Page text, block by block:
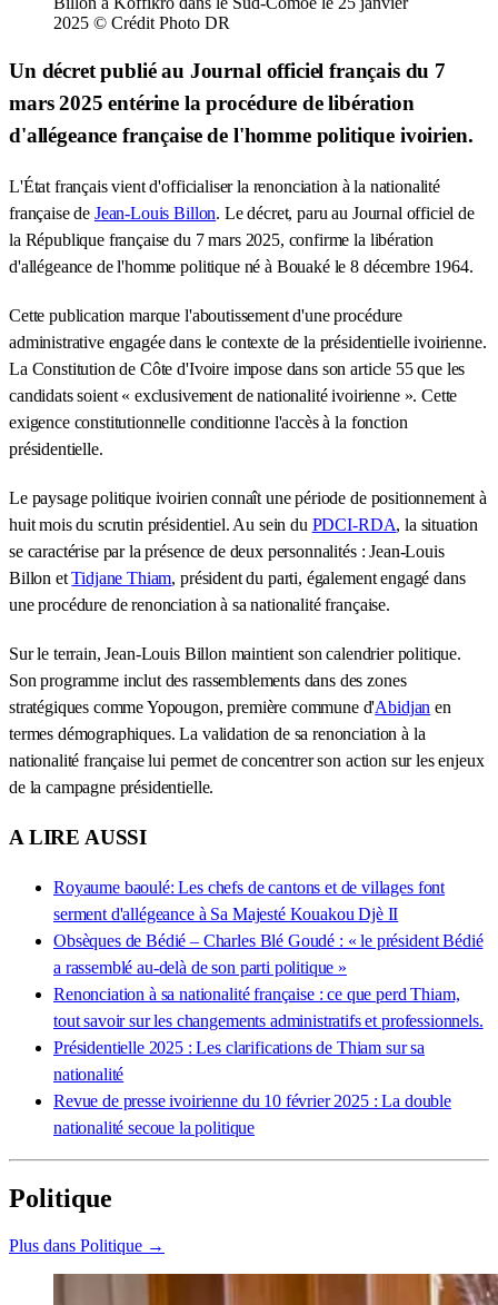
2025 © Crédit Photo DR
Un décret publié au Journal officiel français du 7
mars 2025 entérine la procédure de libération
d'allégeance française de l'homme politique ivoirien.
L'État français vient d'officialiser la renonciation à la nationalité
française de Jean-Louis Billon. Le décret, paru au Journal officiel de
la République française du 7 mars 2025, confirme la libération
d'allégeance de l'homme politique né à Bouaké le 8 décembre 1964.
Cette publication marque l'aboutissement d'une procédure
administrative engagée dans le contexte de la présidentielle ivoirienne.
La Constitution de Côte d'Ivoire impose dans son article 55 que les
candidats soient « exclusivement de nationalité ivoirienne ». Cette
exigence constitutionnelle conditionne l'accès à la fonction
présidentielle.
Le paysage politique ivoirien connaît une période de positionnement à
huit mois du scrutin présidentiel. Au sein du PDCI-RDA, la situation
se caractérise par la présence de deux personnalités : Jean-Louis
Billon etTidjane Thiam, président du parti, également engagé dans
une procédure de renonciation à sa nationalité française.
Sur le terrain, Jean-Louis Billon maintient son calendrier politique.
Son programme inclut des rassemblements dans des zones
stratégiques comme Yopougon, première commune d'Abidjan en
termes démographiques. La validation de sa renonciation à la
nationalité française lui permet de concentrer son action sur les enjeux
de la campagne présidentielle.
A LIRE AUSSI
Royaume baoulé: Les chefs de cantons et de villages font
serment d'allégeance à Sa Majesté Kouakou Djè II
Obsèques de Bédié – Charles Blé Goudé : « le président Bédié
a rassemblé au-delà de son parti politique »
Renonciation à sa nationalité française : ce que perd Thiam,
tout savoir sur les changements administratifs et professionnels.
Présidentielle 2025 : Les clarifications de Thiam sur sa
nationalité
Revue de presse ivoirienne du 10 février 2025 : La double
nationalité secoue la politique
Politique
Plus dans Politique →